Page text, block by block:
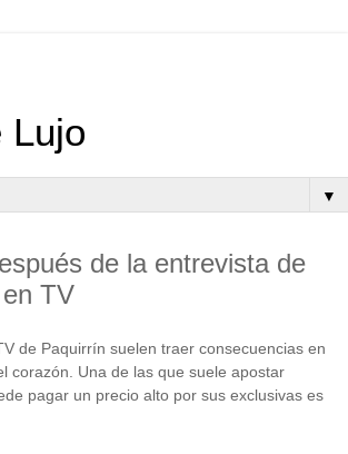
Lujo
▼
de la entrevista de
TV
de Paquirrín suelen traer consecuencias en
corazón. Una de las que suele apostar
pagar un precio alto por sus exclusivas es